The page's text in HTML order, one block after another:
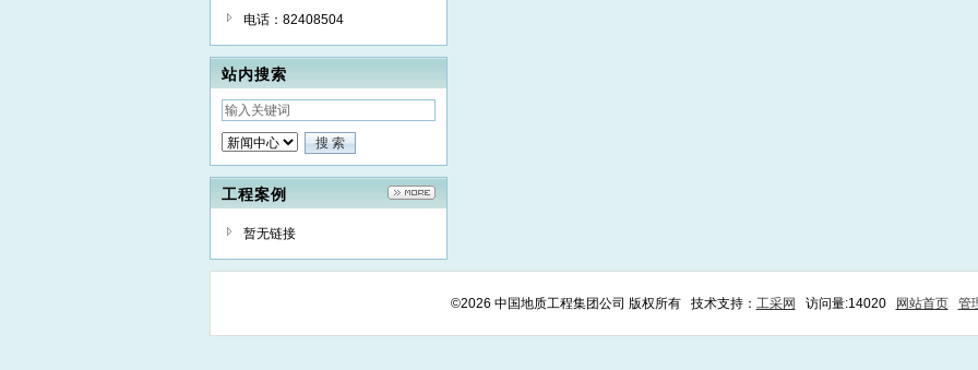
电话：82408504
站内搜索
工程案例
暂无链接
©2026 中国地质工程集团公司 版权所有 技术支持： 工采网 访问量:14020 网站首页 管